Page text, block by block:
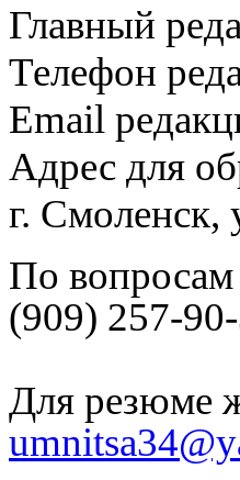
Главный
Телефон
Email
Адрес для
г. Смоленск,
По
(909) 257-
Для резюме